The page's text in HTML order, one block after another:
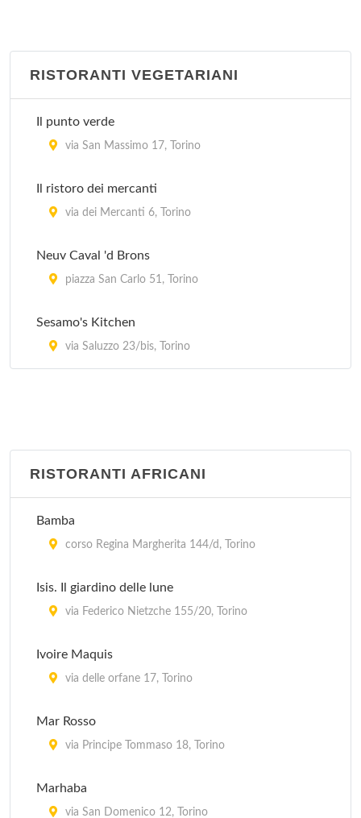
Caffè Garibaldi
Cardenas cafè
Chez Gaby Art Café Brasserie
Enoteca gli imbianchini
RISTORANTI VEGETARIANI
Il punto verde
via San Massimo 17, Torino
Il ristoro dei mercanti
via dei Mercanti 6, Torino
Neuv Caval 'd Brons
piazza San Carlo 51, Torino
Sesamo's Kitchen
via Saluzzo 23/bis, Torino
RISTORANTI AFRICANI
Bamba
corso Regina Margherita 144/d, Torino
Isis. Il giardino delle lune
via Federico Nietzche 155/20, Torino
Ivoire Maquis
via delle orfane 17, Torino
Mar Rosso
via Principe Tommaso 18, Torino
Marhaba
via San Domenico 12, Torino